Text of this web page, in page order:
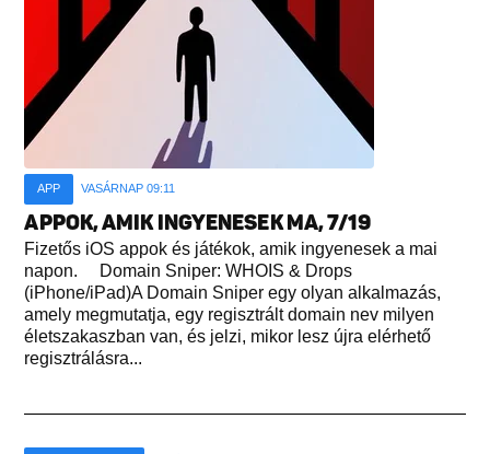
APP VASÁRNAP 09:11
APPOK, AMIK INGYENESEK MA, 7/19
Fizetős iOS appok és játékok, amik ingyenesek a mai
napon. Domain Sniper: WHOIS & Drops
(iPhone/iPad)A Domain Sniper egy olyan alkalmazás,
amely megmutatja, egy regisztrált domain nev milyen
életszakaszban van, és jelzi, mikor lesz újra elérhető
regisztrálásra...